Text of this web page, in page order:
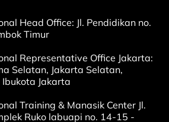
Head Office: Jl. Pendidikan no.
Timur
Representative Office Jakarta:
Selatan, Jakarta Selatan,
Jakarta
Training & Manasik Center Jl.
Ruko labuapi no. 14-15 -